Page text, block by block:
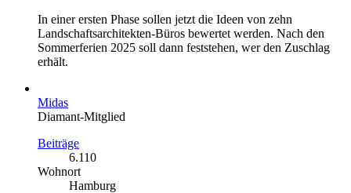
In einer ersten Phase sollen jetzt die Ideen von zehn
Landschaftsarchitekten-Büros bewertet werden. Nach den
Sommerferien 2025 soll dann feststehen, wer den Zuschlag
erhält.
Midas
Diamant-Mitglied
Beiträge
6.110
Wohnort
Hamburg